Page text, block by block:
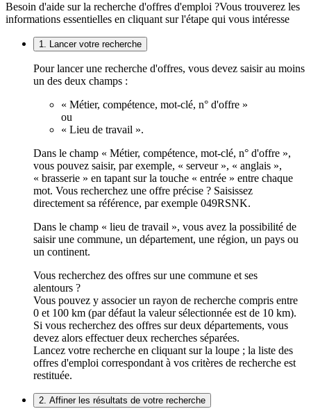
Besoin d'aide sur la recherche d'offres d'emploi ?Vous trouverez les
informations essentielles en cliquant sur l'étape qui vous intéresse
1. Lancer votre recherche
Pour lancer une recherche d'offres, vous devez saisir au moins
un des deux champs :
« Métier, compétence, mot-clé, n° d'offre »
ou
« Lieu de travail ».
Dans le champ « Métier, compétence, mot-clé, n° d'offre »,
vous pouvez saisir, par exemple, « serveur », « anglais »,
« brasserie » en tapant sur la touche « entrée » entre chaque
mot. Vous recherchez une offre précise ? Saisissez
directement sa référence, par exemple 049RSNK.
Dans le champ « lieu de travail », vous avez la possibilité de
saisir une commune, un département, une région, un pays ou
un continent.
Vous recherchez des offres sur une commune et ses
alentours ?
Vous pouvez y associer un rayon de recherche compris entre
0 et 100 km (par défaut la valeur sélectionnée est de 10 km).
Si vous recherchez des offres sur deux départements, vous
devez alors effectuer deux recherches séparées.
Lancez votre recherche en cliquant sur la loupe ; la liste des
offres d'emploi correspondant à vos critères de recherche est
restituée.
2. Affiner les résultats de votre recherche